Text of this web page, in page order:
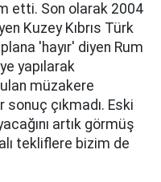
etti. Son olarak 2004
Kuzey Kıbrıs Türk
'hayır' diyen Rum
yapılarak
müzakere
sonuç çıkmadı. Eski
artık görmüş
tekliflere bizim de